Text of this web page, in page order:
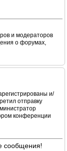
и модераторов
о форумах,
и/
отправку
конференции
сообщения!